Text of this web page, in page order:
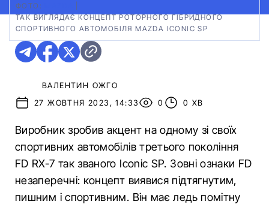
ФОТО:
ТАК ВИГЛЯДАЄ КОНЦЕПТ РОТОРНОГО ГІБРИДНОГО
СПОРТИВНОГО АВТОМОБІЛЯ MAZDA ICONIC SP
ВАЛЕНТИН ОЖГО
27 ЖОВТНЯ 2023, 14:33
0 0 ХВ
Виробник зробив акцент на одному зі своїх
спортивних автомобілів третього покоління
FD RX-7 так званого Iconic SP. Зовні ознаки FD
незаперечні: концепт виявися підтягнутим,
пишним і спортивним. Він має ледь помітну